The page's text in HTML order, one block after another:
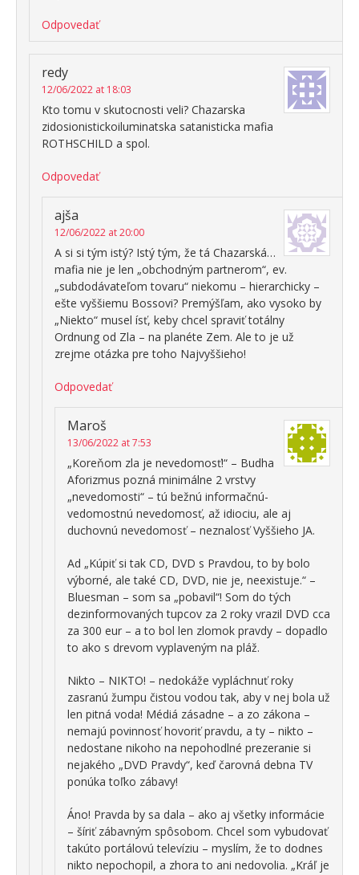
Odpovedať
redy
12/06/2022 at 18:03
Kto tomu v skutocnosti veli? Chazarska
zidosionistickoiluminatska satanisticka mafia
ROTHSCHILD a spol.
Odpovedať
ajša
12/06/2022 at 20:00
A si si tým istý? Istý tým, že tá Chazarská…
mafia nie je len „obchodným partnerom“, ev.
„subdodávateľom tovaru“ niekomu – hierarchicky –
ešte vyššiemu Bossovi? Premýšľam, ako vysoko by
„Niekto“ musel ísť, keby chcel spraviť totálny
Ordnung od Zla – na planéte Zem. Ale to je už
zrejme otázka pre toho Najvyššieho!
Odpovedať
Maroš
13/06/2022 at 7:53
„Koreňom zla je nevedomosť!“ – Budha
Aforizmus pozná minimálne 2 vrstvy
„nevedomosti“ – tú bežnú informačnú-
vedomostnú nevedomosť, až idiociu, ale aj
duchovnú nevedomosť – neznalosť Vyššieho JA.
Ad „Kúpiť si tak CD, DVD s Pravdou, to by bolo
výborné, ale také CD, DVD, nie je, neexistuje.“ –
Bluesman – som sa „pobavil“! Som do tých
dezinformovaných tupcov za 2 roky vrazil DVD cca
za 300 eur – a to bol len zlomok pravdy – dopadlo
to ako s drevom vyplaveným na pláž.
Nikto – NIKTO! – nedokáže vypláchnuť roky
zasranú žumpu čistou vodou tak, aby v nej bola už
len pitná voda! Médiá zásadne – a zo zákona –
nemajú povinnosť hovoriť pravdu, a ty – nikto –
nedostane nikoho na nepohodlné prezeranie si
nejakého „DVD Pravdy“, keď čarovná debna TV
ponúka toľko zábavy!
Áno! Pravda by sa dala – ako aj všetky informácie
– šíriť zábavným spôsobom. Chcel som vybudovať
takúto portálovú televíziu – myslím, že to dodnes
nikto nepochopil, a zhora to ani nedovolia. „Kráľ je